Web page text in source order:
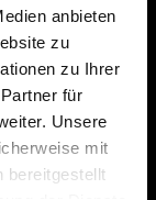
anbieten
zu
zu Ihrer
für
Unsere
mit
bereitgestellt